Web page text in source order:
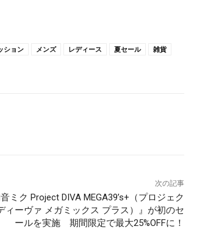
ション メンズ レディース 夏セール
雑貨
次の記事
音ミク Project DIVA MEGA39’s+（プロジェク
ィーヴァ メガミックス プラス）』が初のセ
ールを実施 期間限定で最大25%OFFに！